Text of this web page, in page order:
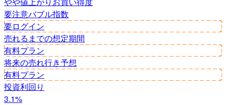
要注意バブル指数
要ログイン
売れるまでの想定期間
有料プラン
将来の売れ行き予想
有料プラン
投資利回り
3.1%